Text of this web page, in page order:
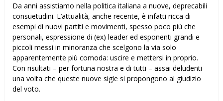
Da anni assistiamo nella politica italiana a nuove, deprecabili
consuetudini. L’attualità, anche recente, è infatti ricca di
esempi di nuovi partiti e movimenti, spesso poco più che
personali, espressione di (ex) leader ed esponenti grandi e
piccoli messi in minoranza che scelgono la via solo
apparentemente più comoda: uscire e mettersi in proprio.
Con risultati – per fortuna nostra e di tutti – assai deludenti
una volta che queste nuove sigle si propongono al giudizio
del voto.